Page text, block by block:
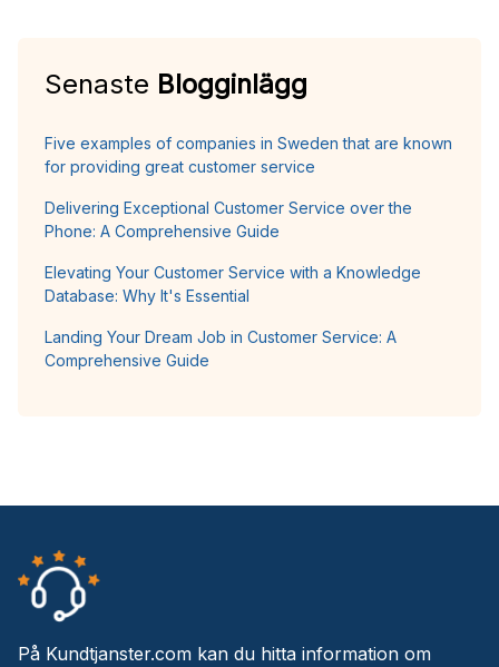
Senaste Blogginlägg
Five examples of companies in Sweden that are known
for providing great customer service
Delivering Exceptional Customer Service over the
Phone: A Comprehensive Guide
Elevating Your Customer Service with a Knowledge
Database: Why It's Essential
Landing Your Dream Job in Customer Service: A
Comprehensive Guide
På Kundtjanster.com kan du hitta information om